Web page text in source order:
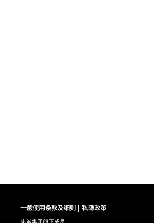
一般使用条款及细则 私隐政策